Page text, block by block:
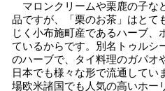
マロンクリームや栗鹿の子な
品ですが、「栗のお茶」はとて
じく小布施町産であるハーブ、
ているからです。別名トゥルシ
のハーブで、タイ料理のガパオ
日本でも様々な形で流通してい
場欧米諸国でも人気の高いホー